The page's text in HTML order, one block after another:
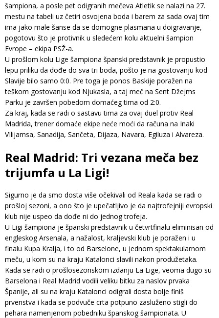
šampiona, a posle pet odigranih mečeva Atletik se nalazi na 27.
mestu na tabeli uz četiri osvojena boda i barem za sada ovaj tim
ima jako male šanse da se domogne plasmana u doigravanje,
pogotovu što je protivnik u sledećem kolu aktuelni šampion
Evrope – ekipa PSŽ-a.
U prošlom kolu Lige šampiona španski predstavnik je propustio
lepu priliku da dođe do sva tri boda, pošto je na gostovanju kod
Slavije bilo samo 0:0. Pre toga je ponos Baskije poražen na
teškom gostovanju kod Njukasla, a taj meč na Sent Džejms
Parku je završen pobedom domaćeg tima od 2:0.
Za kraj, kada se radi o sastavu tima za ovaj duel protiv Real
Madrida, trener domaće ekipe neće moći da računa na Inaki
VIlijamsa, Sanadija, Sančeta, Dijaza, Navara, Egiluza i Alvareza.
Real Madrid: Tri vezana meča bez
trijumfa u La Ligi!
Sigurno je da smo dosta više očekivali od Reala kada se radi o
prošloj sezoni, a ono što je upečatljivo je da najtrofejniji evropski
klub nije uspeo da dođe ni do jednog trofeja.
U Ligi šampiona je španski predstavnik u četvrtfinalu eliminisan od
engleskog Arsenala, a nažalost, kraljevski klub je poražen i u
finalu Kupa Kralja, i to od Barselone, u jednom spektakularnom
meču, u kom su na kraju Katalonci slavili nakon produžetaka.
Kada se radi o prošlosezonskom izdanju La Lige, veoma dugo su
Barselona i Real Madrid vodili veliku bitku za naslov prvaka
Španije, ali su na kraju Katalonci odigrali dosta bolje finiš
prvenstva i kada se podvuče crta potpuno zasluženo stigli do
pehara namenjenom pobedniku španskog šampionata. U